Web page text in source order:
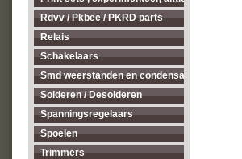
Rdvv / Pkbee / PKRD parts
Relais
Schakelaars
Smd weerstanden en condensatoren
Solderen / Desolderen
Spanningsregelaars
Spoelen
Trimmers